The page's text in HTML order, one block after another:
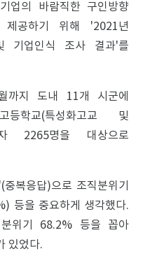
업의 바람직한 구인방향
제공하기 위해 '2021년
기업인식 조사 결과'를
까지 도내 11개 시군에
학교(특성화고교 및
자 2265명을 대상으로
복응답)으로 조직분위기
등을 중요하게 생각했다.
위기 68.2% 등을 꼽아
있었다.